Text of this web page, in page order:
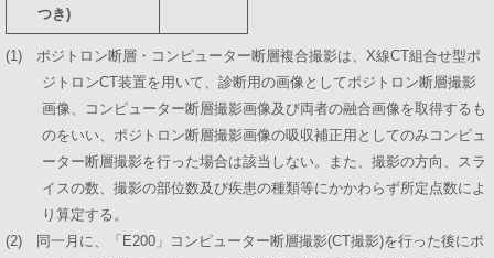
つき)
(1) ポジトロン断層・コンピューター断層複合撮影は、X線CT組合せ型ポ
ジトロンCT装置を用いて、診断用の画像としてポジトロン断層撮影
画像、コンピューター断層撮影画像及び両者の融合画像を取得するも
のをいい、ポジトロン断層撮影画像の吸収補正用としてのみコンピュ
ーター断層撮影を行った場合は該当しない。また、撮影の方向、スラ
イスの数、撮影の部位数及び疾患の種類等にかかわらず所定点数によ
り算定する。
(2) 同一月に、「E200」コンピューター断層撮影(CT撮影)を行った後にポ